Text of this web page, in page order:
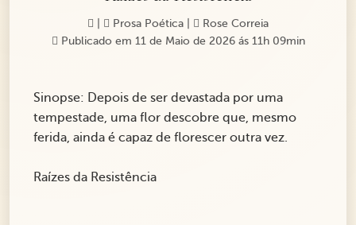
Prosa Poética
Rose Correia
Publicado em 11 de Maio de 2026 ás 11h 09min
Sinopse: Depois de ser devastada por uma
tempestade, uma flor descobre que, mesmo
ferida, ainda é capaz de florescer outra vez.
Raízes da Resistência